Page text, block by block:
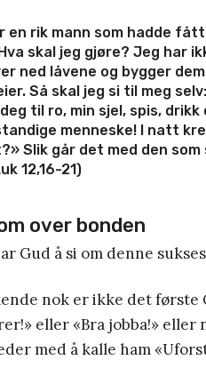
en rik mann som hadde
skal jeg gjøre? Jeg har
ned låvene og bygger
Så skal jeg si til meg
til ro, min sjel, spis,
menneske! I natt
Slik går det med den
12,16-21)
over bonden
Gud å si om denne
nok er ikke det
eller «Bra jobba!»
med å kalle ham